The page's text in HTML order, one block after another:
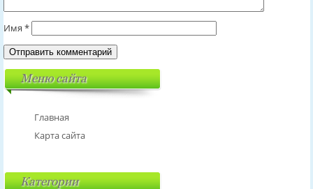
Имя *
Меню сайта
Главная
Карта сайта
Категории